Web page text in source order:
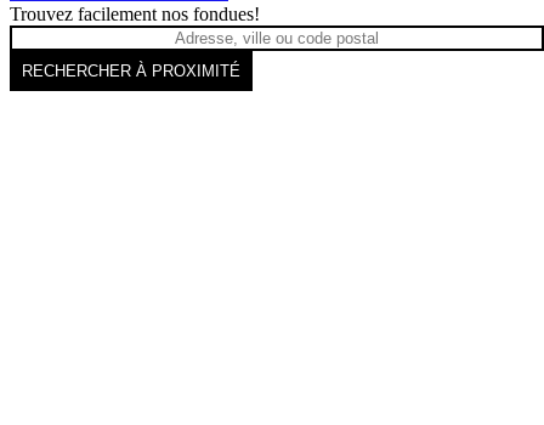
Trouvez facilement nos fondues!